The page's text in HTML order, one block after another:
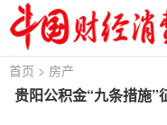
首页 > 房产
贵阳公积金“九条措施